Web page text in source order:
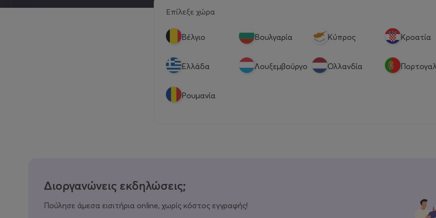
Επίλεξε χώρα
Βέλγιο Βουλγαρία Κύπρος Κροατία
Eλλάδα Λουξεμβούργο Ολλανδία
Ρουμανία
Διοργανώνεις εκδηλώσεις;
Πούλησε άμεσα εισιτήρια online, χωρίς κόστος εγγραφής!